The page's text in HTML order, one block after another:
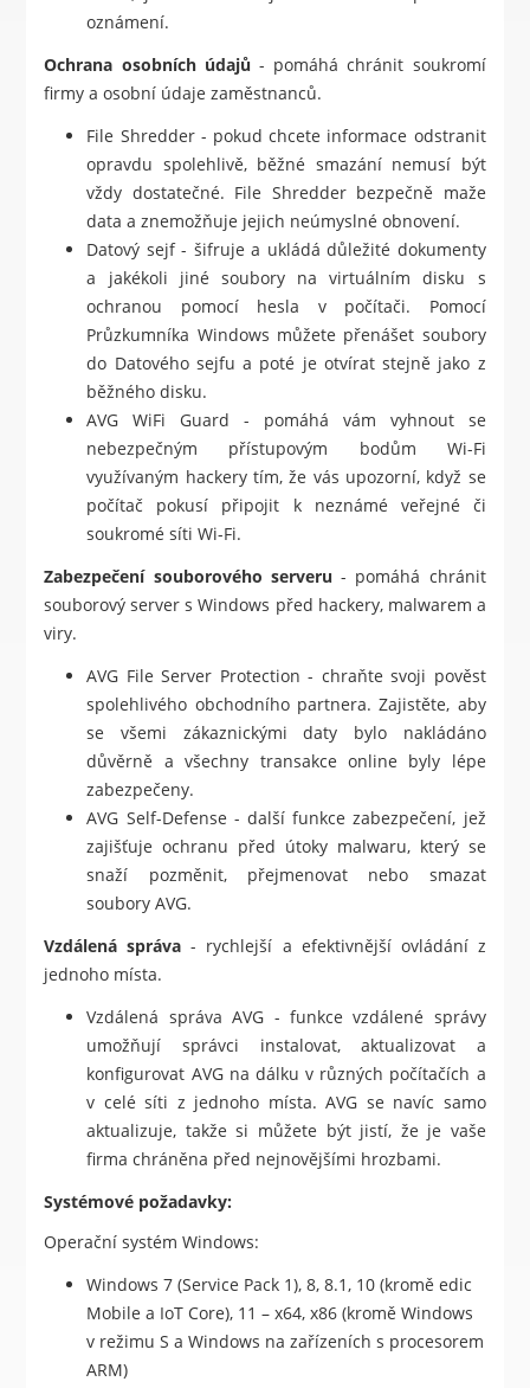
oznámení.
Ochrana osobních údajů - pomáhá chránit soukromí
firmy a osobní údaje zaměstnanců.
File Shredder - pokud chcete informace odstranit
opravdu spolehlivě, běžné smazání nemusí být
vždy dostatečné. File Shredder bezpečně maže
data a znemožňuje jejich neúmyslné obnovení.
Datový sejf - šifruje a ukládá důležité dokumenty
a jakékoli jiné soubory na virtuálním disku s
ochranou pomocí hesla v počítači. Pomocí
Průzkumníka Windows můžete přenášet soubory
do Datového sejfu a poté je otvírat stejně jako z
běžného disku.
AVG WiFi Guard - pomáhá vám vyhnout se
nebezpečným přístupovým bodům Wi-Fi
využívaným hackery tím, že vás upozorní, když se
počítač pokusí připojit k neznámé veřejné či
soukromé síti Wi-Fi.
Zabezpečení souborového serveru - pomáhá chránit
souborový server s Windows před hackery, malwarem a
viry.
AVG File Server Protection - chraňte svoji pověst
spolehlivého obchodního partnera. Zajistěte, aby
se všemi zákaznickými daty bylo nakládáno
důvěrně a všechny transakce online byly lépe
zabezpečeny.
AVG Self-Defense - další funkce zabezpečení, jež
zajišťuje ochranu před útoky malwaru, který se
snaží pozměnit, přejmenovat nebo smazat
soubory AVG.
Vzdálená správa - rychlejší a efektivnější ovládání z
jednoho místa.
Vzdálená správa AVG - funkce vzdálené správy
umožňují správci instalovat, aktualizovat a
konfigurovat AVG na dálku v různých počítačích a
v celé síti z jednoho místa. AVG se navíc samo
aktualizuje, takže si můžete být jistí, že je vaše
firma chráněna před nejnovějšími hrozbami.
Systémové požadavky:
Operační systém Windows:
Windows 7 (Service Pack 1), 8, 8.1, 10 (kromě edic
Mobile a IoT Core), 11 – x64, x86 (kromě Windows
v režimu S a Windows na zařízeních s procesorem
ARM)